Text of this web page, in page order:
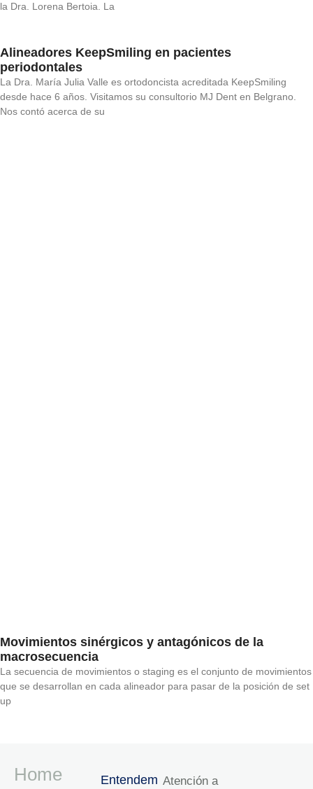
la Dra. Lorena Bertoia. La
Alineadores KeepSmiling en pacientes
periodontales
La Dra. María Julia Valle es ortodoncista acreditada KeepSmiling
desde hace 6 años. Visitamos su consultorio MJ Dent en Belgrano.
Nos contó acerca de su
Movimientos sinérgicos y antagónicos de la
macrosecuencia
La secuencia de movimientos o staging es el conjunto de movimientos
que se desarrollan en cada alineador para pasar de la posición de set
up
Home
Entendem Atención a